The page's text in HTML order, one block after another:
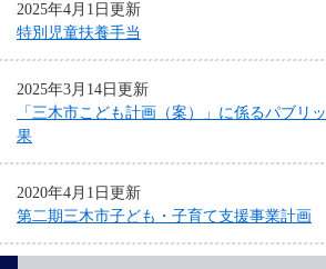
2025年4月1日更新
特別児童扶養手当
2025年3月14日更新
「三木市こども計画（案）」に係るパブリ
果
2020年4月1日更新
第二期三木市子ども・子育て支援事業計画